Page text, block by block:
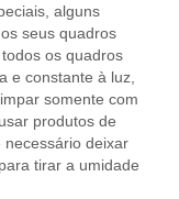
, alguns
seus quadros
os quadros
e constante à luz,
somente com
produtos de
necessário deixar
tirar a umidade